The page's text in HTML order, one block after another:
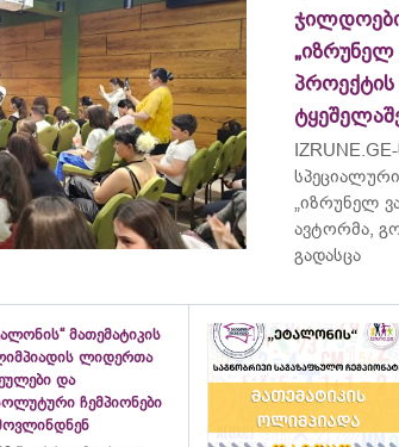
„იზრუნელ
„იზრუნელ
ავტორმა,
გადასცა
მათემატიკის
ლიდერთა
და
ჩემპიონები